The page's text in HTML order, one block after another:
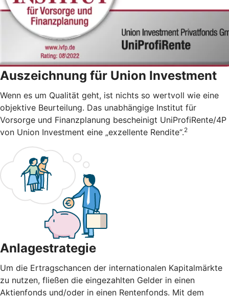
Auszeichnung für Union Investment
Wenn es um Qualität geht, ist nichts so wertvoll wie eine
objektive Beurteilung. Das unabhängige Institut für
Vorsorge und Finanzplanung bescheinigt UniProfiRente/4P
von Union Investment eine „exzellente Rendite“.2
Anlagestrategie
Um die Ertragschancen der internationalen Kapitalmärkte
zu nutzen, fließen die eingezahlten Gelder in einen
Aktienfonds und/oder in einen Rentenfonds. Mit dem